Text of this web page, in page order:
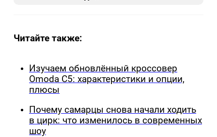
Читайте также:
Изучаем обновлённый кроссовер
Omoda C5: характеристики и опции,
плюсы
Почему самарцы снова начали ходить
в цирк: что изменилось в современных
шоу